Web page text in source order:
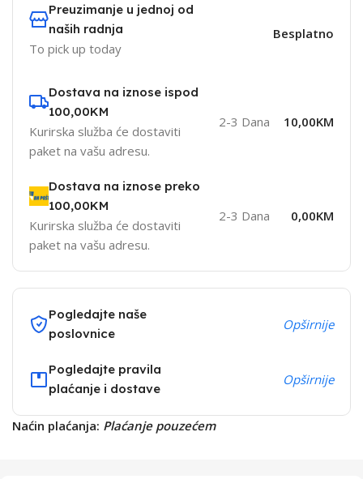
Preuzimanje u jednoj od
naših radnja
To pick up today
Besplatno
Dostava na iznose ispod
100,00KM
Kurirska služba će dostaviti
paket na vašu adresu.
2-3 Dana 10,00KM
Dostava na iznose preko
100,00KM
Kurirska služba će dostaviti
paket na vašu adresu.
2-3 Dana 0,00KM
Pogledajte naše
poslovnice
Opširnije
Pogledajte pravila
plaćanje i dostave
Opširnije
Naćin plaćanja: Plaćanje pouzećem